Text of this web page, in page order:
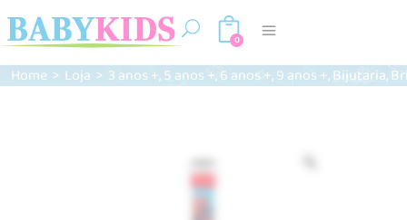
0
Home > Loja > 3 anos +,5 anos +,6 anos +,9 anos +,Bijutaria,